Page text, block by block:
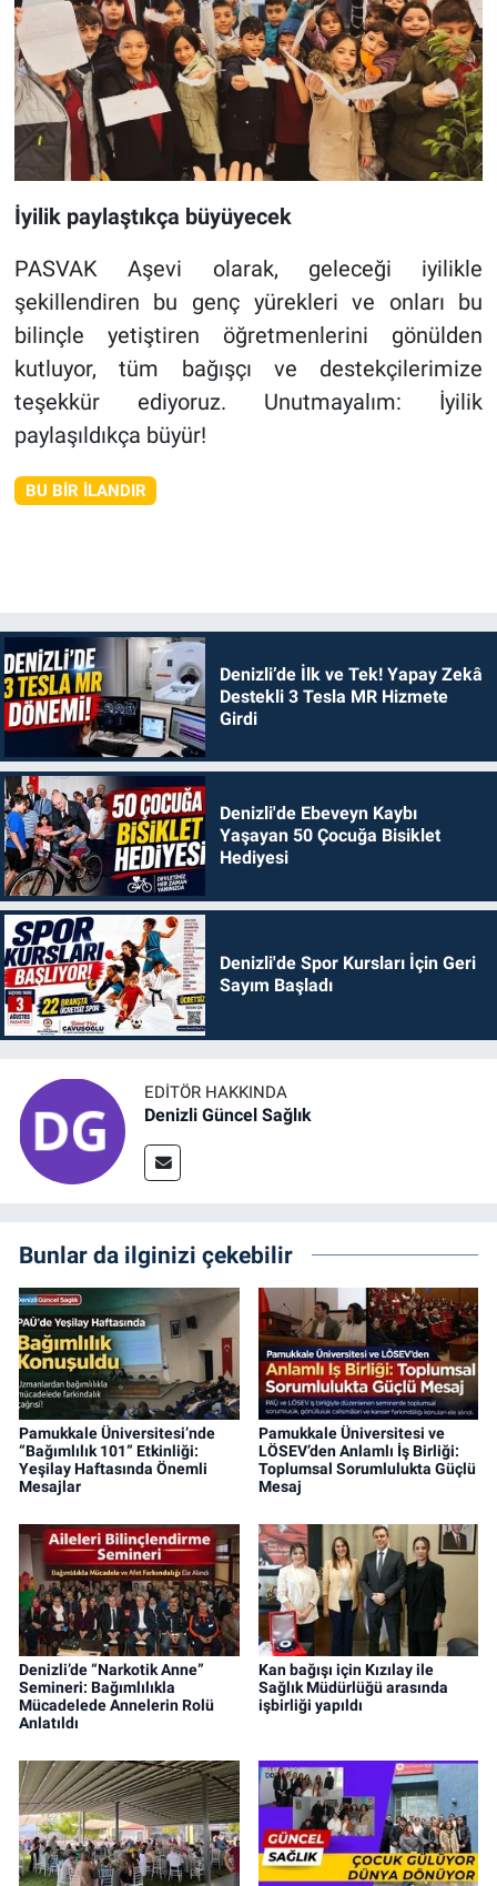
İyilik paylaştıkça büyüyecek
PASVAK Aşevi olarak, geleceği iyilikle
şekillendiren bu genç yürekleri ve onları bu
bilinçle yetiştiren öğretmenlerini gönülden
kutluyor, tüm bağışçı ve destekçilerimize
teşekkür ediyoruz. Unutmayalım: İyilik
paylaşıldıkça büyür!
BU BIR İLANDIR
Denizli’de İlk ve Tek! Yapay Zekâ
Destekli 3 Tesla MR Hizmete
Girdi
Denizli'de Ebeveyn Kaybı
Yaşayan 50 Çocuğa Bisiklet
Hediyesi
Denizli'de Spor Kursları İçin Geri
Sayım Başladı
EDITÖR HAKKINDA
Denizli Güncel Sağlık
Bunlar da ilginizi çekebilir
Pamukkale Üniversitesi’nde
“Bağımlılık 101” Etkinliği:
Yeşilay Haftasında Önemli
Mesajlar
Pamukkale Üniversitesi ve
LÖSEV’den Anlamlı İş Birliği:
Toplumsal Sorumlulukta Güçlü
Mesaj
Denizli’de “Narkotik Anne”
Semineri: Bağımlılıkla
Mücadelede Annelerin Rolü
Anlatıldı
Kan bağışı için Kızılay ile
Sağlık Müdürlüğü arasında
işbirliği yapıldı